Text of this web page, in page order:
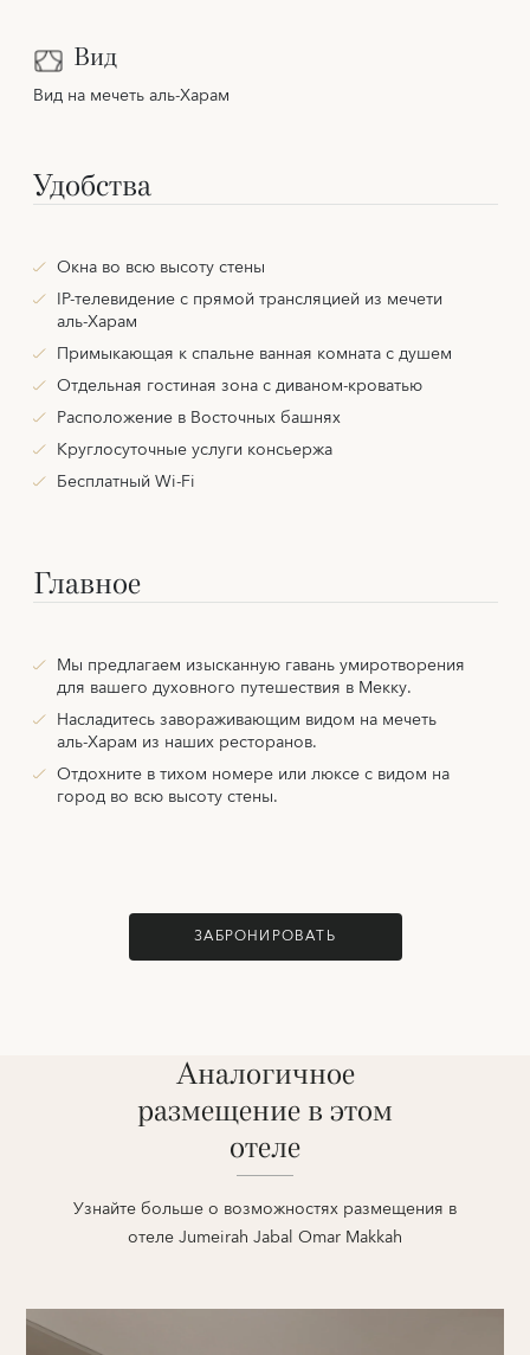
Вид
Вид на мечеть аль-Харам
Удобства
Окна во всю высоту стены
IP-телевидение с прямой трансляцией из мечети
аль-Харам
Примыкающая к спальне ванная комната с душем
Отдельная гостиная зона с диваном-кроватью
Расположение в Восточных башнях
Круглосуточные услуги консьержа
Бесплатный Wi-Fi
Главное
Мы предлагаем изысканную гавань умиротворения
для вашего духовного путешествия в Мекку.
Насладитесь завораживающим видом на мечеть
аль-Харам из наших ресторанов.
Отдохните в тихом номере или люксе с видом на
город во всю высоту стены.
ЗАБРОНИРОВАТЬ
Аналогичное
размещение в этом
отеле
Узнайте больше о возможностях размещения в
отеле Jumeirah Jabal Omar Makkah